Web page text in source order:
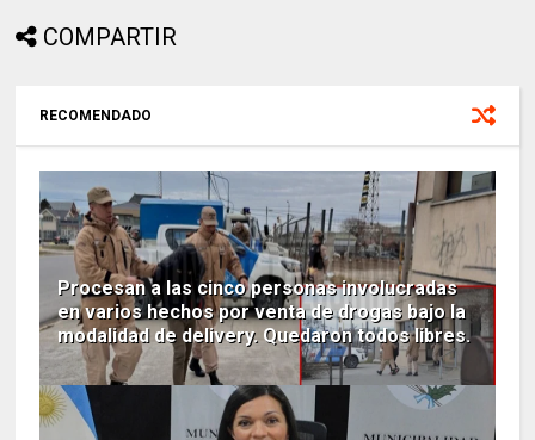
COMPARTIR
RECOMENDADO
Procesan a las cinco personas involucradas
en varios hechos por venta de drogas bajo la
modalidad de delivery. Quedaron todos libres.